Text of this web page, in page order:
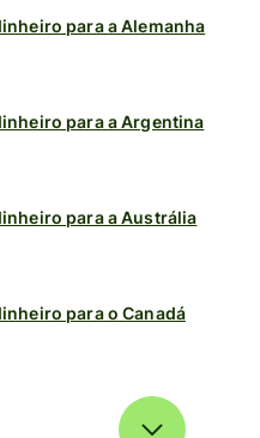
para a Alemanha
para a Argentina
para a Austrália
para o Canadá